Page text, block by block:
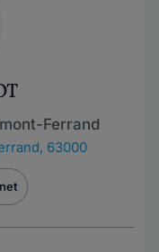
Ferrand
63000